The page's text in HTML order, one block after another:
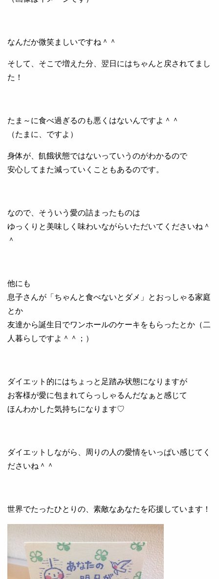
なんだか微笑ましいですね＾＾
そして、そこで増えた分、翌日にはちゃんと戻されてまし
た！
たま～に食べ過ぎるのも悪くはないんですよ＾＾
（たまに、ですよ）
身体が、飢餓状態ではないっていうのがわかるので
安心してまた減っていくこともあるのです。
なので、そういう愛の詰まったものは
ゆっくりと美味しく味わいながらいただいてくださいね＾
＾
他にも
息子さんが「ちゃんと食べないとダメ」とおっしゃる家庭
とか
友達から誕生日でワンホールのケーキをもらったとか（二
人暮らしですよ＾＾；）
ダイエット的にはちょっと足踏み状態になりますが
お客様が愛に包まれてらっしゃるんだなぁと感じて
ほんわかした気持ちになります♡
ダイエットしながら、周りの人の愛情をいっぱい感じてく
ださいね＾＾
世界でたったひとりの、素敵なあなたを応援しています！